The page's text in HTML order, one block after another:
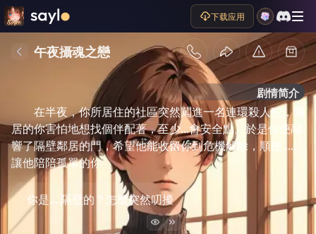
下载应用
午夜攝魂之戀
剧情简介
在半夜，你所居住的社區突然闖進一名連環殺人犯，獨
居的你害怕地想找個伴配著，至少...會安全點。於是你便敲
響了隔壁鄰居的門，希望他能收留你到危機解除，順便.....
讓他陪陪孤單的你
你是....隔壁的？怎麼突然叨擾